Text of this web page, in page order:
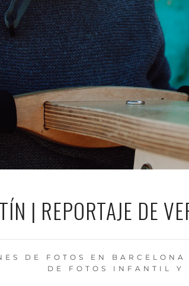
| REPORTAJE DE
DE FOTOS EN BARCELONA
DE FOTOS INFANTIL Y